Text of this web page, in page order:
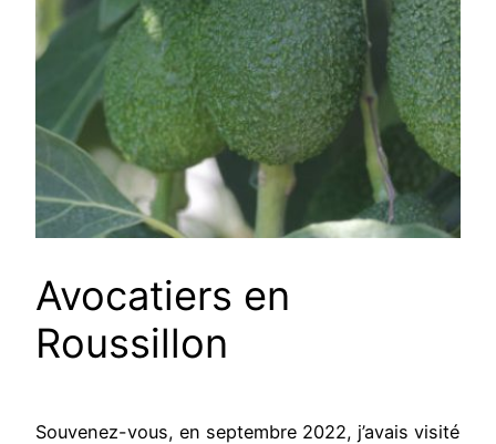
Avocatiers en
Roussillon
Souvenez-vous, en septembre 2022, j’avais visité